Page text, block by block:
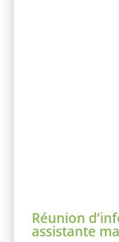
Réunion
assistante